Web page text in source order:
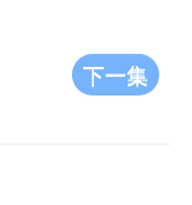
下一集